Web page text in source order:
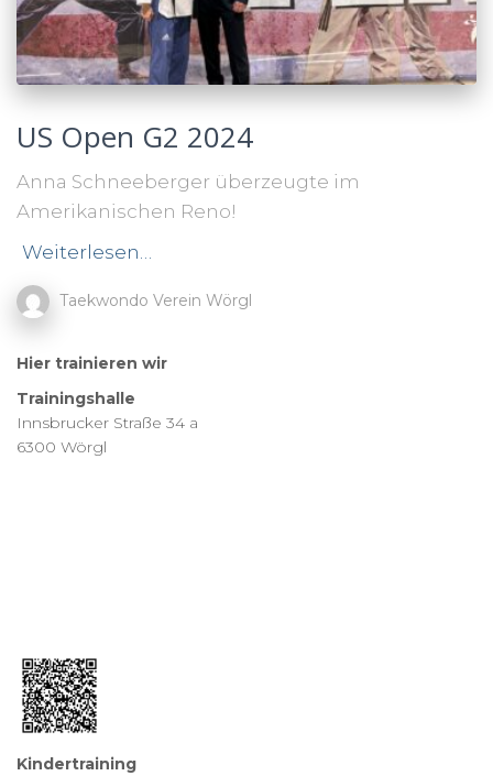
US Open G2 2024
Anna Schneeberger überzeugte im
Amerikanischen Reno!
Weiterlesen…
Taekwondo Verein Wörgl
Hier trainieren wir
Trainingshalle
Innsbrucker Straße 34 a
6300 Wörgl
Kindertraining